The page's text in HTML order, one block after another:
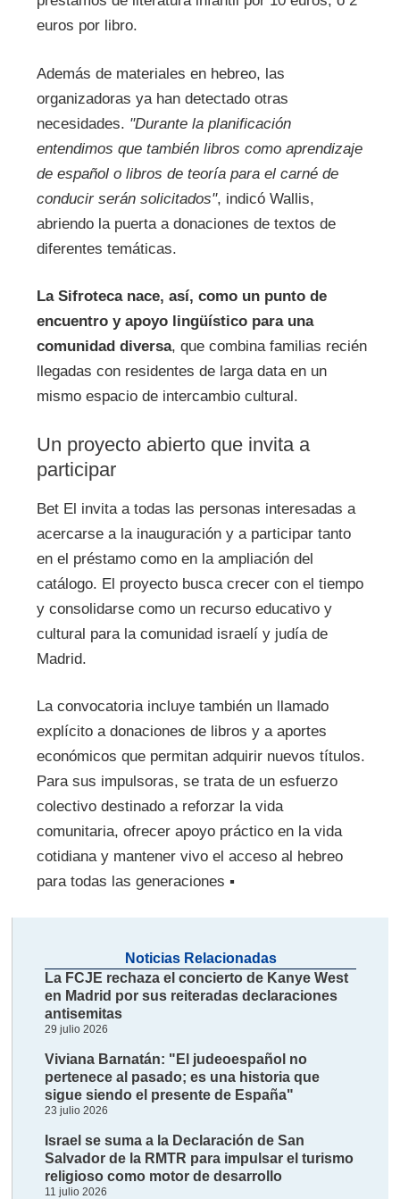
euros por libro.
Además de materiales en hebreo, las
organizadoras ya han detectado otras
necesidades. "Durante la planificación
entendimos que también libros como aprendizaje
de español o libros de teoría para el carné de
conducir serán solicitados", indicó Wallis,
abriendo la puerta a donaciones de textos de
diferentes temáticas.
La Sifroteca nace, así, como un punto de
encuentro y apoyo lingüístico para una
comunidad diversa, que combina familias recién
llegadas con residentes de larga data en un
mismo espacio de intercambio cultural.
Un proyecto abierto que invita a
participar
Bet El invita a todas las personas interesadas a
acercarse a la inauguración y a participar tanto
en el préstamo como en la ampliación del
catálogo. El proyecto busca crecer con el tiempo
y consolidarse como un recurso educativo y
cultural para la comunidad israelí y judía de
Madrid.
La convocatoria incluye también un llamado
explícito a donaciones de libros y a aportes
económicos que permitan adquirir nuevos títulos.
Para sus impulsoras, se trata de un esfuerzo
colectivo destinado a reforzar la vida
comunitaria, ofrecer apoyo práctico en la vida
cotidiana y mantener vivo el acceso al hebreo
para todas las generaciones ▪
Noticias Relacionadas
La FCJE rechaza el concierto de Kanye West
en Madrid por sus reiteradas declaraciones
antisemitas
29 julio 2026
Viviana Barnatán: "El judeoespañol no
pertenece al pasado; es una historia que
sigue siendo el presente de España"
23 julio 2026
Israel se suma a la Declaración de San
Salvador de la RMTR para impulsar el turismo
religioso como motor de desarrollo
11 julio 2026